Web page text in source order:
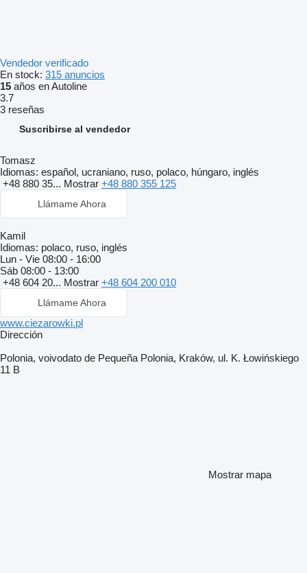
Vendedor verificado
En stock: 315 anuncios
15 años en Autoline
3.7
3 reseñas
Suscribirse al vendedor
Tomasz
Idiomas: español, ucraniano, ruso, polaco, húngaro, inglés
+48 880 35... Mostrar +48 880 355 125
Llámame Ahora
Kamil
Idiomas: polaco, ruso, inglés
Lun - Vie 08:00 - 16:00
Sáb 08:00 - 13:00
+48 604 20... Mostrar +48 604 200 010
Llámame Ahora
www.ciezarowki.pl
Dirección
Polonia, voivodato de Pequeña Polonia, Kraków, ul. K. Łowińskiego
11 B
Mostrar mapa